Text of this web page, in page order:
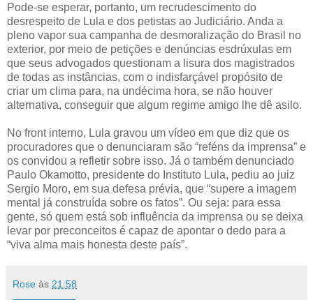
Pode-se esperar, portanto, um recrudescimento do
desrespeito de Lula e dos petistas ao Judiciário. Anda a
pleno vapor sua campanha de desmoralização do Brasil no
exterior, por meio de petições e denúncias esdrúxulas em
que seus advogados questionam a lisura dos magistrados
de todas as instâncias, com o indisfarçável propósito de
criar um clima para, na undécima hora, se não houver
alternativa, conseguir que algum regime amigo lhe dê asilo.
No front interno, Lula gravou um vídeo em que diz que os
procuradores que o denunciaram são “reféns da imprensa” e
os convidou a refletir sobre isso. Já o também denunciado
Paulo Okamotto, presidente do Instituto Lula, pediu ao juiz
Sergio Moro, em sua defesa prévia, que “supere a imagem
mental já construída sobre os fatos”. Ou seja: para essa
gente, só quem está sob influência da imprensa ou se deixa
levar por preconceitos é capaz de apontar o dedo para a
“viva alma mais honesta deste país”.
Rose às 21:58